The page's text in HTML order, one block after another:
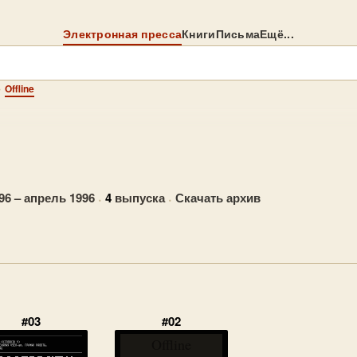
Электронная прессаКнигиПисьмаЕщё...
Offline
– апрель 1996 · 4 выпуска · Скачать архив
#03 #02